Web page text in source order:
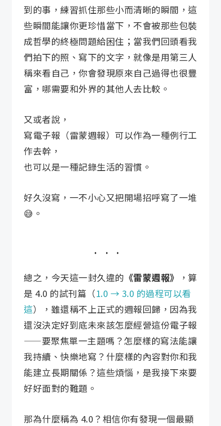
到的事，練習抓住那些小而清晰的瞬間，這
些瞬間能讓你更珍惜當下，不會被那些包裝
成哲學的終極問題給困住；當我們回頭看我
們拍下的照、寫下的文字，就像是用第三人
稱來看自己，你會發現原來自己過得也很豐
富，哪需要和外界的其他人去比較。
又或者說，
寫電子報（雷蒙週報）可以作為一種例行工
作去幹，
也可以是一種記錄生活的習慣。
好久沒寫，一不小心又把開場招呼寫了一堆
😅。
總之，今天這一封久違的 《雷蒙週報》
，算
是 4.0 的試刊篇（1.0 → 3.0 的過程可以看
這），雖還稱不上正式的週報回歸，因為我
還沒決定好到底未來該怎麼經營這份電子報
——要聚焦單一主題嗎？怎麼樣的寫法能讓
我持續、快樂地寫？什麼樣的內容對你和我
能建立長期關係？這些煩惱，是我接下來要
好好面對的難題。
那為什麼稱為 4.0？相信你有發現一個最顯